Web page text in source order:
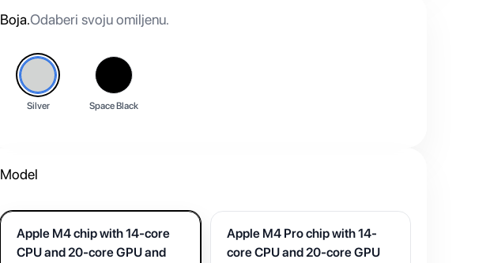
Boja.Odaberi svoju omiljenu.
Silver Space Black
Model
Apple M4 chip with 14-core
CPU and 20-core GPU and
Apple M4 Pro chip with 14-
core CPU and 20-core GPU